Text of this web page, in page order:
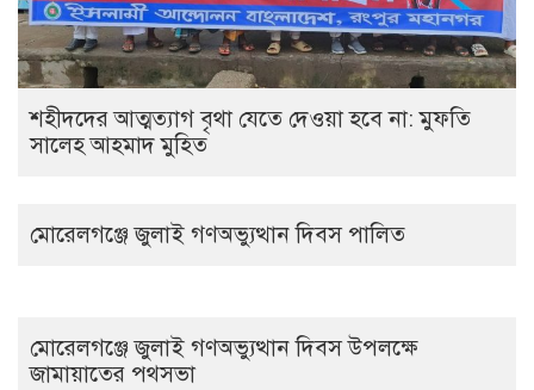
‎শহীদদের আত্মত্যাগ বৃথা যেতে দেওয়া হবে না: মুফতি
সালেহ আহমাদ মুহিত ‎
মোরেলগঞ্জে জুলাই গণঅভ্যুত্থান দিবস পালিত
মোরেলগঞ্জে জুলাই গণঅভ্যুত্থান দিবস উপলক্ষে
জামায়াতের পথসভা